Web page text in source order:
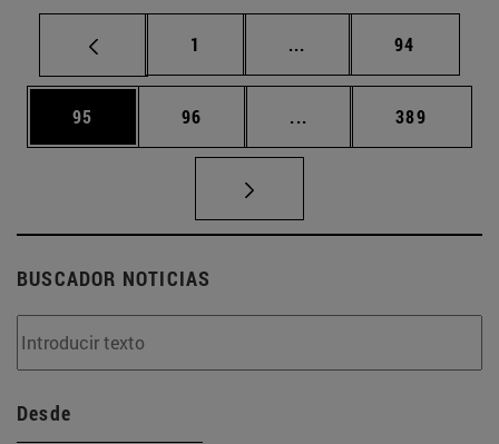
Página
1 ... Páginas intermedias
Página
94
Página
95 Página
96 ... Páginas intermedias
Página
389
BUSCADOR NOTICIAS
Desde